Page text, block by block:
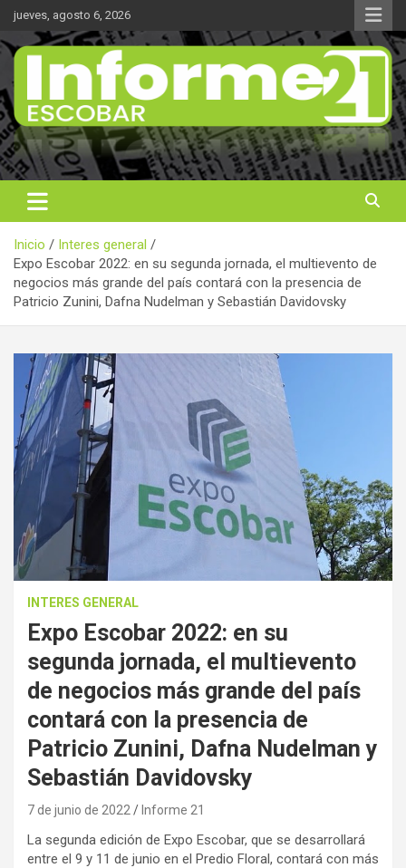
Saltar
contenido
jueves, agosto 6, 2026
Informe 21
Noticas reales
Inicio
Interes general
Expo Escobar 2022: en su segunda jornada, el multievento de
negocios más grande del país contará con la presencia de
Patricio Zunini, Dafna Nudelman y Sebastián Davidovsky
INTERES GENERAL
Expo Escobar 2022: en su
segunda jornada, el multievento
de negocios más grande del país
contará con la presencia de
Patricio Zunini, Dafna Nudelman y
Sebastián Davidovsky
7 de junio de 2022 Informe 21
La segunda edición de Expo Escobar, que se desarrollará
entre el 9 y 11 de junio en el Predio Floral, contará con más